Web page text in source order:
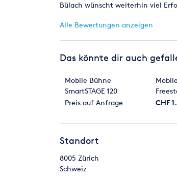
Bülach wünscht weiterhin viel
Alle Bewertungen anzeigen
Das könnte dir auch
Mobile Bühne
SmartSTAGE 120
Preis auf Anfrage
CHF
Standort
8005 Zürich
Schweiz